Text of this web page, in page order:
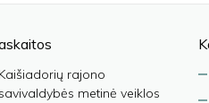
Kaišiadorių rajono
savivaldybės metinė veiklos